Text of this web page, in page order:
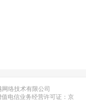
络技术有限公司
电信业务经营许可证：京